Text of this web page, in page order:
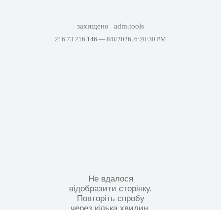
захищено adm.tools
216.73.216.146 — 8/8/2026, 6:20:30 PM
Не вдалося
відобразити сторінку.
Повторіть спробу